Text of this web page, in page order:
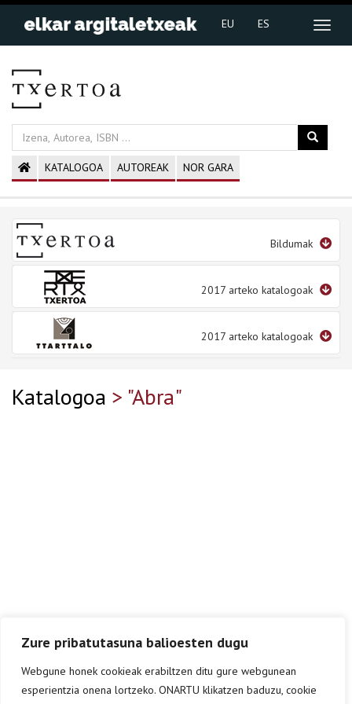
Zure pribatutasuna balioesten dugu
Webgune honek cookieak erabiltzen ditu gure webgunean
esperientzia onena lortzeko. ONARTU klikatzen baduzu, cookie
EU ES
KATALOGOA AUTOREAK NOR GARA
Bildumak
2017 arteko katalogoak
2017 arteko katalogoak
Katalogoa > "Abra"